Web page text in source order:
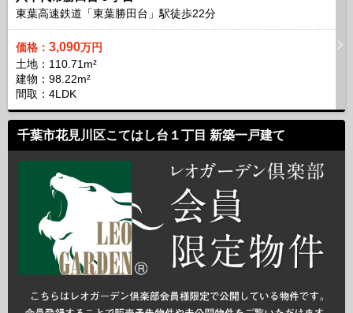
東葉高速鉄道「東葉勝田台」駅徒歩22分
価格： 3,090万円
土地：110.71m²
建物：98.22m²
間取：4LDK
千葉市花見川区こてはし台１丁目 新築一戸建て